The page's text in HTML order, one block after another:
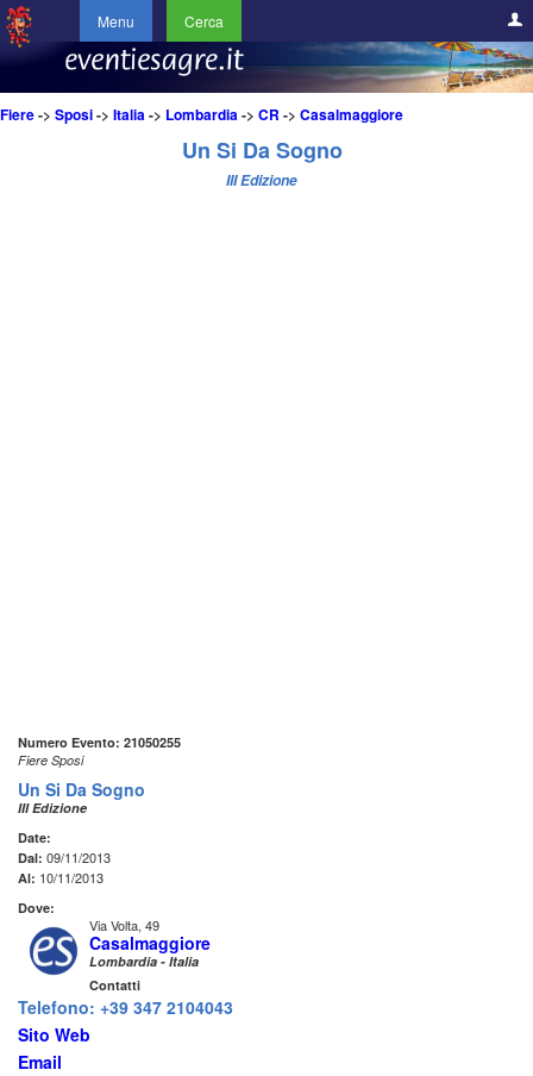
Menu Cerca
Fiere-> Sposi-> Italia-> Lombardia-> CR -> Casalmaggiore
Un Si Da Sogno
III Edizione
Numero Evento: 21050255
Fiere Sposi
Un Si Da Sogno
III Edizione
Date:
Dal: 09/11/2013
Al: 10/11/2013
Dove:
Via Volta, 49
Casalmaggiore
Lombardia - Italia
Contatti
Telefono: +39 347 2104043
Sito Web
Email